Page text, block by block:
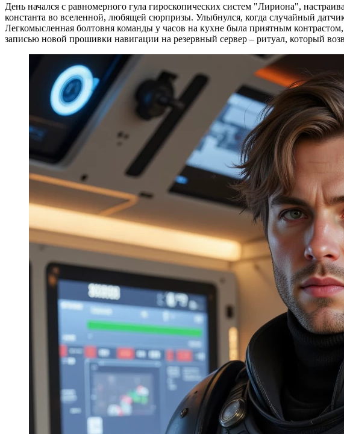
День начался с равномерного гула гироскопических систем "Лириона",
константа во вселенной, любящей сюрпризы. Улыбнулся, когда случайный
Легкомысленная болтовня команды у часов на кухне была приятным
записью новой прошивки навигации на резервный сервер – ритуал, который